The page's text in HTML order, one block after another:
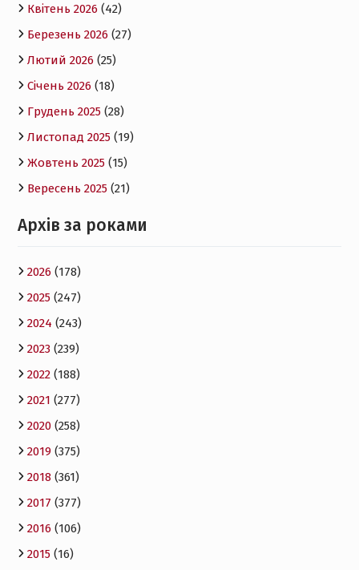
Квітень 2026(42)
Березень 2026(27)
Лютий 2026(25)
Січень 2026(18)
Грудень 2025(28)
Листопад 2025(19)
Жовтень 2025(15)
Вересень 2025(21)
Архів за роками
2026(178)
2025(247)
2024 (243)
2023(239)
2022(188)
2021 (277)
2020(258)
2019(375)
2018(361)
2017 (377)
2016(106)
2015(16)